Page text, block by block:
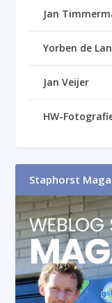
Jan
Yorben de
Jan Veijer
HW-
Staphorst